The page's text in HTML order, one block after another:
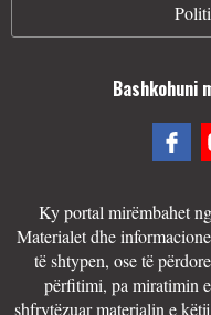
Bashkohuni
Ky portal mirëmbahet
Materialet dhe
të shtypen, ose të
përfitimi, pa miratimin
shfrytëzuar materialin e